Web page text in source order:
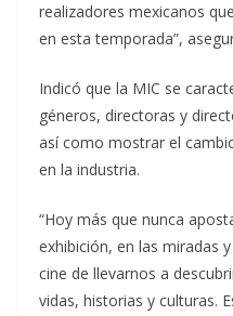
realizadores mexicanos
en esta temporada”,
Indicó que la MIC se
géneros, directoras y
así como mostrar el
en la industria.
“Hoy más que nunca
exhibición, en las miradas
cine de llevarnos a
vidas, historias y culturas.